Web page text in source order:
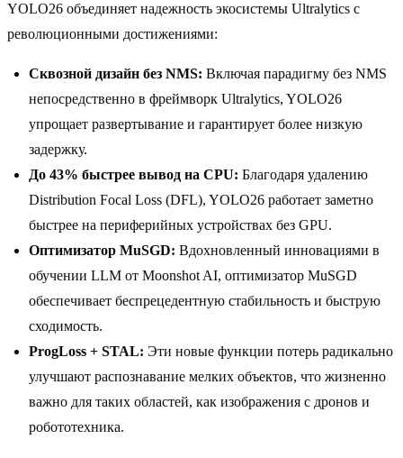
YOLO26 объединяет надежность экосистемы Ultralytics с
революционными достижениями:
Сквозной дизайн без NMS: Включая парадигму без NMS
непосредственно в фреймворк Ultralytics, YOLO26
упрощает развертывание и гарантирует более низкую
задержку.
До 43% быстрее вывод на CPU: Благодаря удалению
Distribution Focal Loss (DFL), YOLO26 работает заметно
быстрее на периферийных устройствах без GPU.
Оптимизатор MuSGD: Вдохновленный инновациями в
обучении LLM от Moonshot AI, оптимизатор MuSGD
обеспечивает беспрецедентную стабильность и быструю
сходимость.
ProgLoss + STAL: Эти новые функции потерь радикально
улучшают распознавание мелких объектов, что жизненно
важно для таких областей, как изображения с дронов и
робототехника.